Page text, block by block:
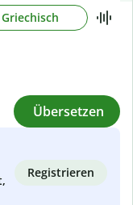
Griechisch
Übersetzen
Registrieren